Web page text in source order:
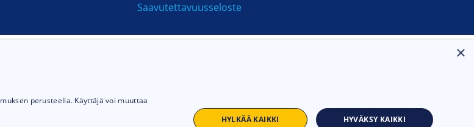
Saavutettavuusseloste
×
perusteella. Käyttäjä voi muuttaa
HYVÄKSY KAIKKI
HYLKÄÄ KAIKKI